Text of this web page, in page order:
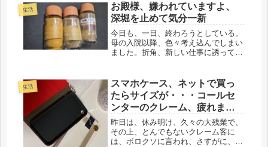
と言い続けてきて、やっと折れてく
れ...
生活
お殿様、嫌われていますよ、
深堀を止めて気分一新
今日も、一日、終わろうとしている。
母の入院以降、色々考え込んでしまい
ました。折角、新しい仕事に誘っても
ないし、自分自身も、どうなるか、定
かではない。無責任なことは出来ない
の...
生活
スマホケース、ネットで買っ
たらサイズが・・・コールセ
ンターのクレーム、疲れまし
た
昨日は、休み明け、久々の大残業で、
その上、とんでもないクレーム客に
は、ボロクソに言われ、さすがに、ム